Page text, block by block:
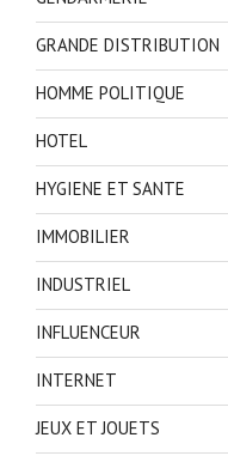
GRANDE DISTRIBUTION
HOMME POLITIQUE
HOTEL
HYGIENE ET SANTE
IMMOBILIER
INDUSTRIEL
INFLUENCEUR
INTERNET
JEUX ET JOUETS